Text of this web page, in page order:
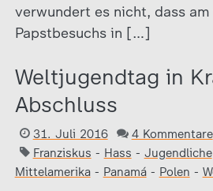
verwundert es nicht, dass
Papstbesuchs in […]
Weltjugendtag in
Abschluss
31. Juli 2016 4 Kommentare
Franziskus - Hass - Jugendliche
Mittelamerika- Panamá- Polen -